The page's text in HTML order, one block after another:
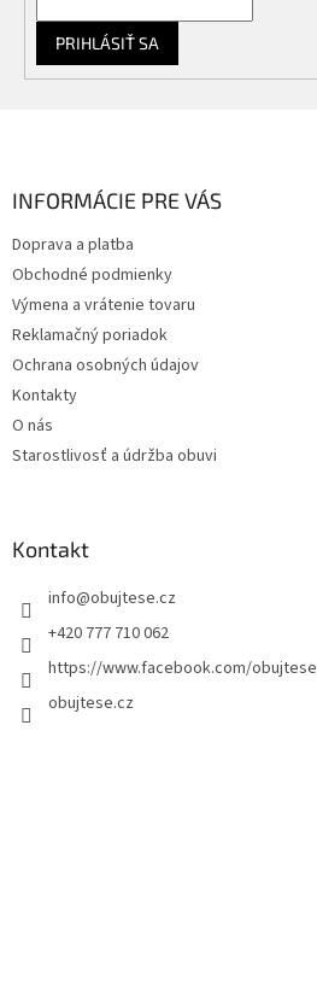
s
PRIHLÁSIŤ SA
INFORMÁCIE PRE VÁS
Doprava a platba
Obchodné podmienky
Výmena a vrátenie tovaru
Reklamačný poriadok
Ochrana osobných údajov
Kontakty
O nás
Starostlivosť a údržba obuvi
Kontakt
info@obujtese.cz
+420 777 710 062
https://www.facebook.com/obujtese
obujtese.cz